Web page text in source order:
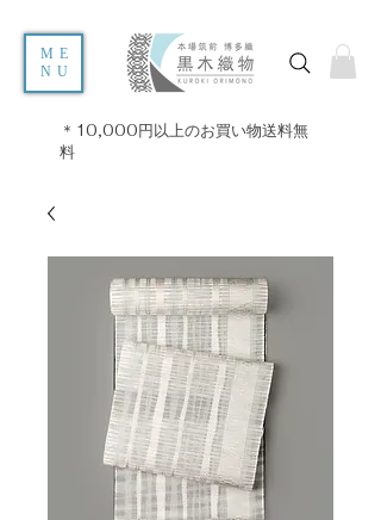
ME
NU
＊10,000円以上のお買い物送料無
料